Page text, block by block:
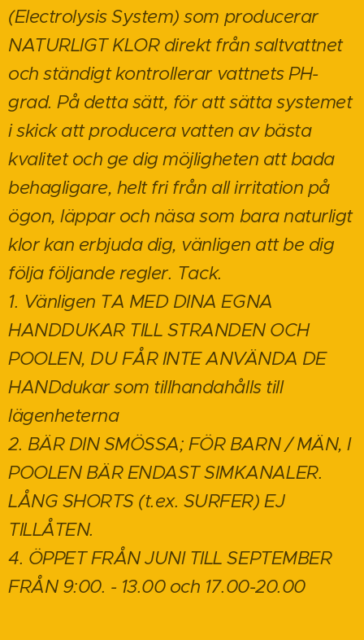
(Electrolysis System) som producerar
NATURLIGT KLOR direkt från saltvattnet
och ständigt kontrollerar vattnets PH-
grad. På detta sätt, för att sätta systemet
i skick att producera vatten av bästa
kvalitet och ge dig möjligheten att bada
behagligare, helt fri från all irritation på
ögon, läppar och näsa som bara naturligt
klor kan erbjuda dig, vänligen att be dig
följa följande regler. Tack.
1. Vänligen TA MED DINA EGNA
HANDDUKAR TILL STRANDEN OCH
POOLEN, DU FÅR INTE ANVÄNDA DE
HANDdukar som tillhandahålls till
lägenheterna
2. BÄR DIN SMÖSSA; FÖR BARN / MÄN, I
POOLEN BÄR ENDAST SIMKANALER.
LÅNG SHORTS (t.ex. SURFER) EJ
TILLÅTEN.
4. ÖPPET FRÅN JUNI TILL SEPTEMBER
FRÅN 9:00. - 13.00 och 17.00-20.00